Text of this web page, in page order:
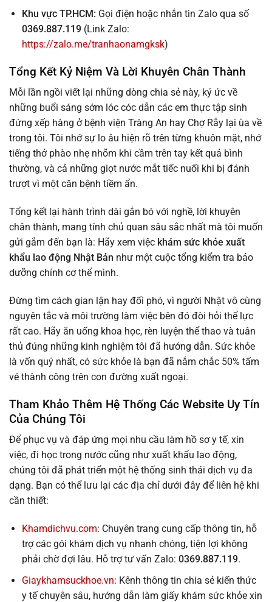
Khu vực TP.HCM: Gọi điện hoặc nhắn tin Zalo qua số
0369.887.119(Link Zalo:
https://zalo.me/tranhaonamgksk)
Tổng Kết Kỷ Niệm Và Lời Khuyên Chân Thành
Mỗi lần ngồi viết lại những dòng chia sẻ này, ký ức về
những buổi sáng sớm lóc cóc dẫn các em thực tập sinh
đứng xếp hàng ở bệnh viện Tràng An hay Chợ Rẫy lại ùa về
trong tôi. Tôi nhớ sự lo âu hiện rõ trên từng khuôn mặt, nhớ
tiếng thở phào nhẹ nhõm khi cầm trên tay kết quả bình
thường, và cả những giọt nước mắt tiếc nuối khi bị đánh
trượt vì một căn bệnh tiềm ẩn.
Tổng kết lại hành trình dài gắn bó với nghề, lời khuyên
chân thành, mang tính chủ quan sâu sắc nhất mà tôi muốn
gửi gắm đến bạn là: Hãy xem việc khám sức khỏe xuất
khẩu lao động Nhật Bản như một cuộc tổng kiểm tra bảo
dưỡng chính cơ thể mình.
Đừng tìm cách gian lận hay đối phó, vì người Nhật vô cùng
nguyên tắc và môi trường làm việc bên đó đòi hỏi thể lực
rất cao. Hãy ăn uống khoa học, rèn luyện thể thao và tuân
thủ đúng những kinh nghiệm tôi đã hướng dẫn. Sức khỏe
là vốn quý nhất, có sức khỏe là bạn đã nắm chắc 50% tấm
vé thành công trên con đường xuất ngoại.
Tham Khảo Thêm Hệ Thống Các Website Uy Tín
Của Chúng Tôi
Để phục vụ và đáp ứng mọi nhu cầu làm hồ sơ y tế, xin
việc, đi học trong nước cũng như xuất khẩu lao động,
chúng tôi đã phát triển một hệ thống sinh thái dịch vụ đa
dạng. Bạn có thể lưu lại các địa chỉ dưới đây để liên hệ khi
cần thiết:
Khamdichvu.com: Chuyên trang cung cấp thông tin, hỗ
trợ các gói khám dịch vụ nhanh chóng, tiện lợi không
phải chờ đợi lâu. Hỗ trợ tư vấn Zalo: 0369.887.119.
Giaykhamsuckhoe.vn: Kênh thông tin chia sẻ kiến thức
y tế chuyên sâu, hướng dẫn làm giấy khám sức khỏe xin